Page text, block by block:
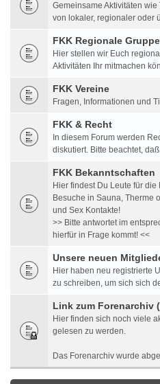
Gemeinsame Aktivitäten
von lokaler, regionaler oder
FKK Regionale
Hier stellen wir Euch
Aktivitäten Ihr mitmachen
FKK Vereine
Fragen, Informationen und
FKK & Recht
In diesem Forum werden
diskutiert. Bitte beachtet,
FKK Bekanntschaften
Hier findest Du Leute für
Besuche in Sauna, Therme
und Sex Kontakte!
>> Bitte antwortet im
hierfür in Frage kommt! <<
Unsere neuen
Hier haben neu registrierte
zu schreiben, um sich sich
Link zum Forenarchiv
Hier finden sich noch viele
gelesen zu werden.
Das Forenarchiv wurde